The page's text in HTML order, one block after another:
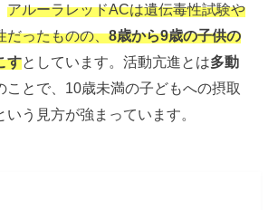
アルーラレッドACは遺伝毒性試験や
だったものの、8歳から9歳の子供の
すとしています。活動亢進とは多動
ことで、10歳未満の子どもへの摂取
う見方が強まっています。